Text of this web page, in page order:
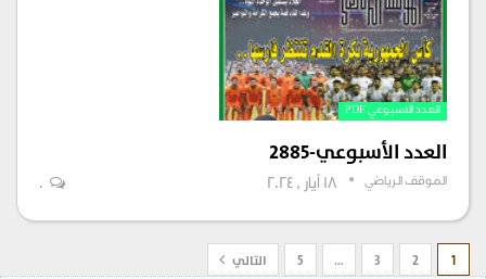
العدد الاسبوعي PDF
العدد الأسبوعي-2885
الموقف الرياضي 18 أيار , 2024 0
التالي